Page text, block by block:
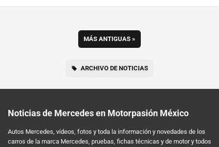
MÁS ANTIGUAS »
ARCHIVO DE NOTICIAS
Noticias de Mercedes en Motorpasión México
Autos Mercedes, vídeos, fotos y toda la información y novedades de los
carros de la marca Mercedes, pruebas, fichas técnicas y de motor y todos